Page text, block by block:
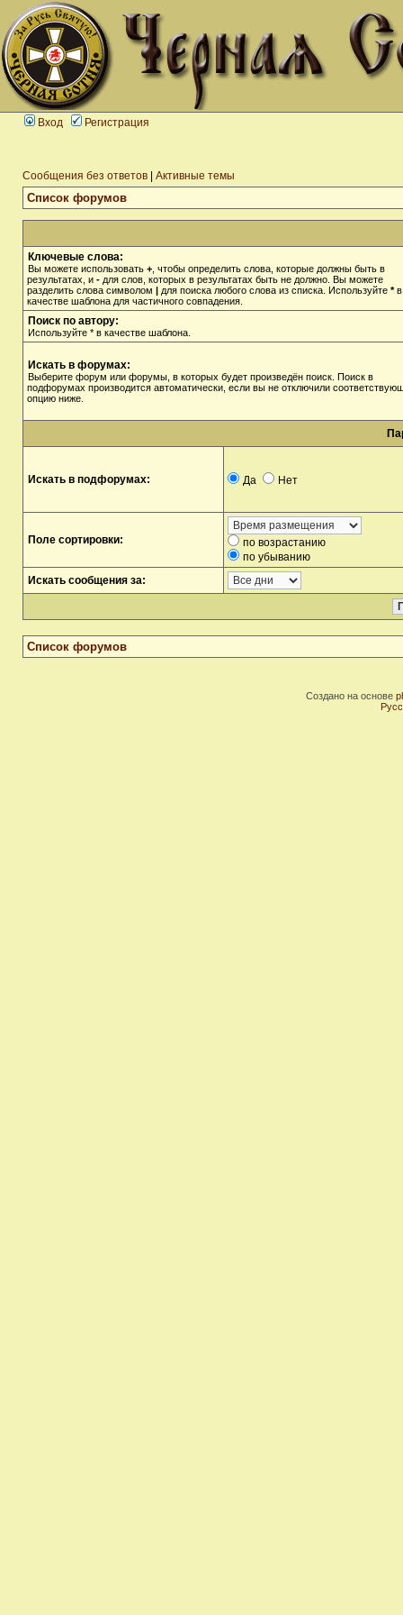
Вход Регистрация
Сообщения без ответов Активные темы
Список форумов
Ключевые слова:
Вы можете использовать + , чтобы определить слова, которые должны быть в
результатах, и - для слов, которых в результатах быть не должно. Вы можете
разделить слова символом | для поиска любого слова из списка. Используйте *в
качестве шаблона для частичного совпадения.
Поиск по автору:
Используйте * в качестве шаблона.
Искать в форумах:
Выберите форум или форумы, в которых будет произведён поиск. Поиск в
подфорумах производится автоматически, если вы не отключили
опцию ниже.
Искать в подфорумах: Да Нет
Поле сортировки:
по возрастанию
по убыванию
Искать сообщения за:
Список форумов
Создано на основе